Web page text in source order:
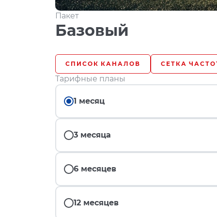
Пакет
Базовый
СПИСОК КАНАЛОВ СЕТКА
Тарифные планы
1 месяц
3 месяца
6 месяцев
12 месяцев